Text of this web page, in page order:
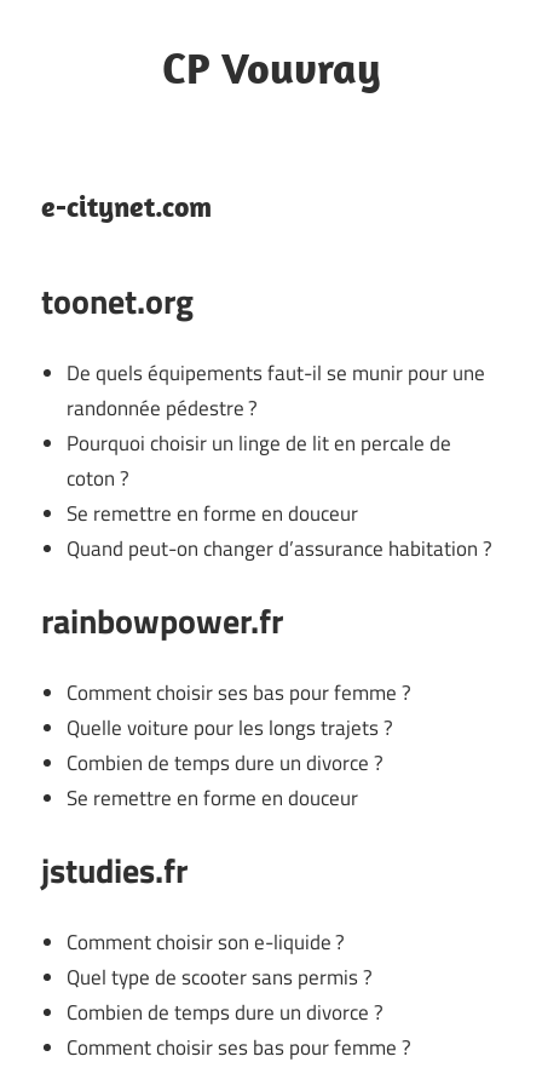
CP Vouvray
e-citynet.com
toonet.org
De quels équipements faut-il se munir pour une
randonnée pédestre ?
Pourquoi choisir un linge de lit en percale de
coton ?
Se remettre en forme en douceur
Quand peut-on changer d’assurance habitation ?
rainbowpower.fr
Comment choisir ses bas pour femme ?
Quelle voiture pour les longs trajets ?
Combien de temps dure un divorce ?
Se remettre en forme en douceur
jstudies.fr
Comment choisir son e-liquide ?
Quel type de scooter sans permis ?
Combien de temps dure un divorce ?
Comment choisir ses bas pour femme ?